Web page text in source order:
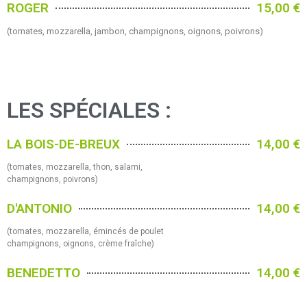
ROGER 15,00 €
(tomates, mozzarella, jambon, champignons, oignons, poivrons)
LES SPÉCIALES :
LA BOIS-DE-BREUX 14,00 €
(tomates, mozzarella, thon, salami,
champignons, poivrons)
D'ANTONIO 14,00 €
(tomates, mozzarella, émincés de poulet
champignons, oignons, crème fraîche)
BENEDETTO 14,00 €